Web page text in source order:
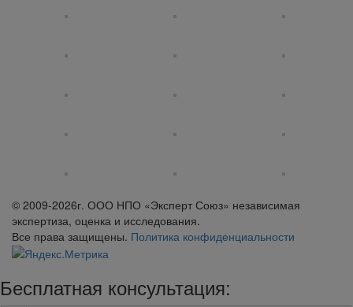
© 2009-2026г. ООО НПО «Эксперт Союз» независимая
экспертиза, оценка и исследования.
Все права защищены. Политика конфиденциальности
Бесплатная консультация: